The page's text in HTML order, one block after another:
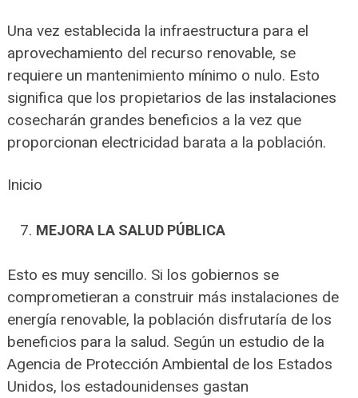
Una vez establecida la infraestructura para el
aprovechamiento del recurso renovable, se
requiere un mantenimiento mínimo o nulo. Esto
significa que los propietarios de las instalaciones
cosecharán grandes beneficios a la vez que
proporcionan electricidad barata a la población.
Inicio
MEJORA LA SALUD PÚBLICA
Esto es muy sencillo. Si los gobiernos se
comprometieran a construir más instalaciones de
energía renovable, la población disfrutaría de los
beneficios para la salud. Según un estudio de la
Agencia de Protección Ambiental de los Estados
Unidos, los estadounidenses gastan